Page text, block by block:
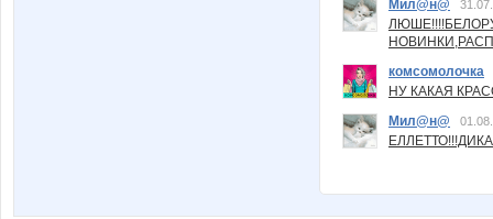
Мил@н@
комсомолочка
НУ КАКАЯ
Мил@н@